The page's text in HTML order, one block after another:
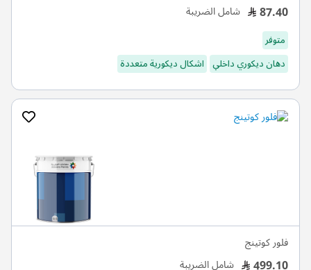
87.40 شامل الضريبة
متوفر
دهان ديكوري داخلي اشكال ديكورية متعددة
فلور كوتينج
شامل الضريبة